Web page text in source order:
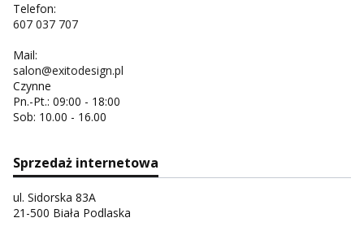
Telefon:
607 037 707
Mail:
salon@exitodesign.pl
Czynne
Pn.-Pt.: 09:00 - 18:00
Sob: 10.00 - 16.00
Sprzedaż internetowa
ul. Sidorska 83A
21-500 Biała Podlaska